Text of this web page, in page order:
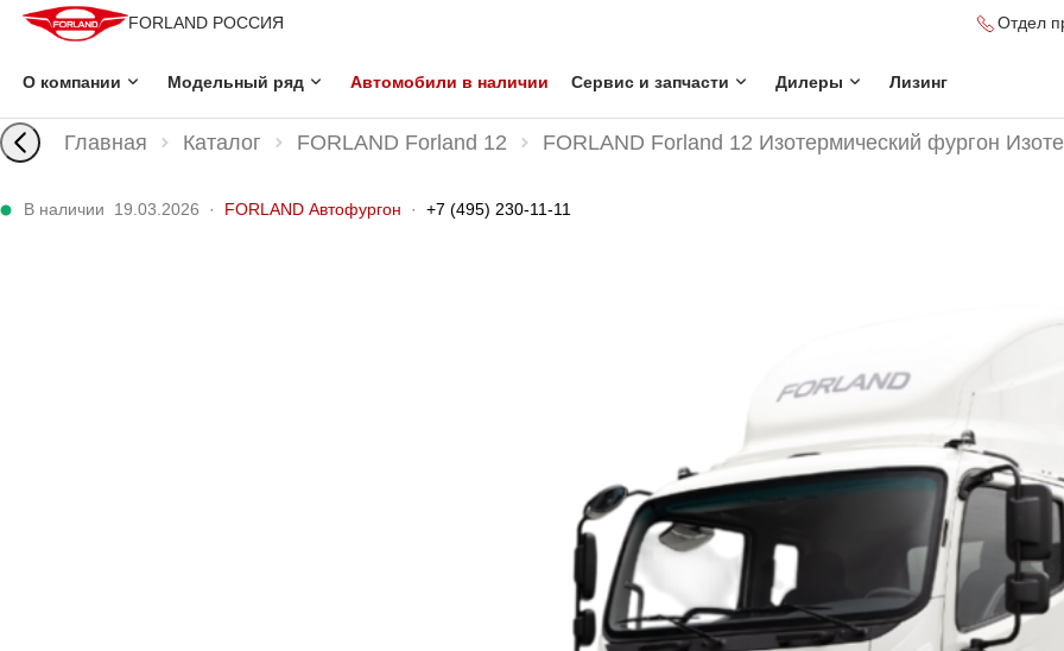
FORLAND РОССИЯ Отдел
О компании Модельный ряд Автомобили в наличии Сервис и запчасти Дилеры Лизинг
Главная Каталог FORLAND Forland 12 FORLAND Forland 12 Изотермический фургон
В наличии 19.03.2026 · FORLAND Автофургон · +7 (495) 230-11-11